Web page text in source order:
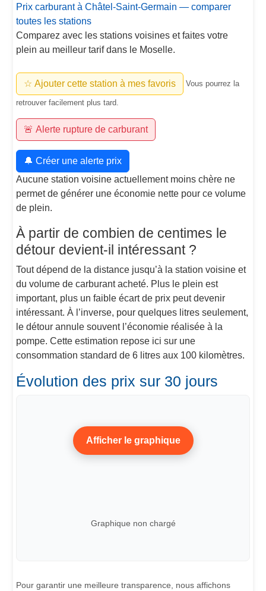
Prix carburant à Châtel-Saint-Germain — comparer
toutes les stations
Comparez avec les stations voisines et faites votre
plein au meilleur tarif dans le Moselle.
☆ Ajouter cette station à mes favoris Vous pourrez la
retrouver facilement plus tard.
🚨 Alerte rupture de carburant
🔔 Créer une alerte prix
Aucune station voisine actuellement moins chère ne
permet de générer une économie nette pour ce volume
de plein.
À partir de combien de centimes le
détour devient-il intéressant ?
Tout dépend de la distance jusqu’à la station voisine et
du volume de carburant acheté. Plus le plein est
important, plus un faible écart de prix peut devenir
intéressant. À l’inverse, pour quelques litres seulement,
le détour annule souvent l’économie réalisée à la
pompe. Cette estimation repose ici sur une
consommation standard de 6 litres aux 100 kilomètres.
Évolution des prix sur 30 jours
Afficher le graphique
Graphique non chargé
Pour garantir une meilleure transparence, nous affichons